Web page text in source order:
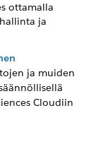
ottamalla
ja
ja muiden
Cloudiin